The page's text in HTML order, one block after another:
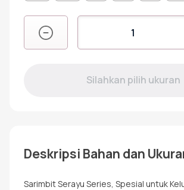
RKF
Deskripsi Bahan dan
Sarimbit Serayu Series, Spesial untuk